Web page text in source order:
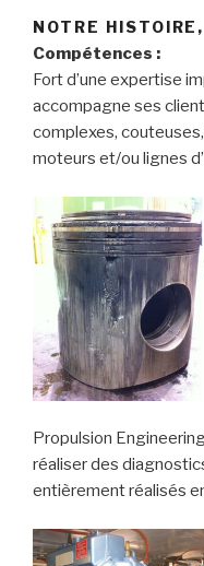
NOTRE
Compétences :
Fort d’une expertise
accompagne ses
complexes,
moteurs et/ou lignes
Propulsion
réaliser des
entièrement réalisés